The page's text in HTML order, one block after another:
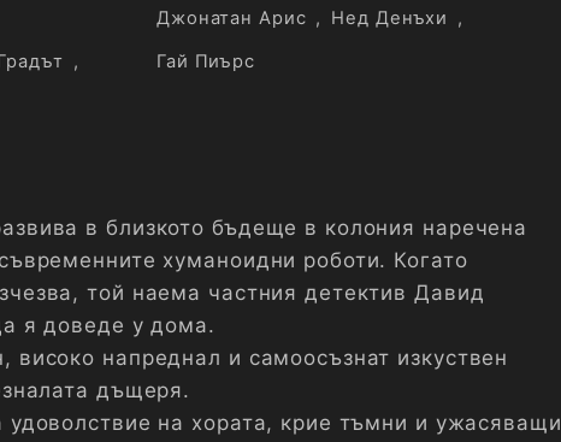
,
Джонатан Арис , Нед Денъхи
,
Гай Пиърс
в близкото бъдеще в колония наречена
хуманоидни роботи. Когато
той наема частния детектив Давид
я доведе у дома.
напреднал и самоосъзнат изкуствен
дъщеря.
на хората, крие тъмни и ужасяващи